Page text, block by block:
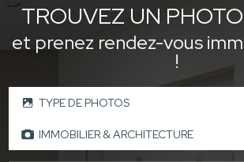
TROUVEZ UN
et prenez rendez-vous
!